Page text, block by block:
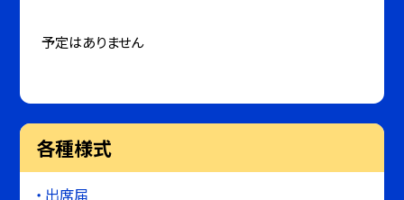
予定はありません
各種様式
出席届